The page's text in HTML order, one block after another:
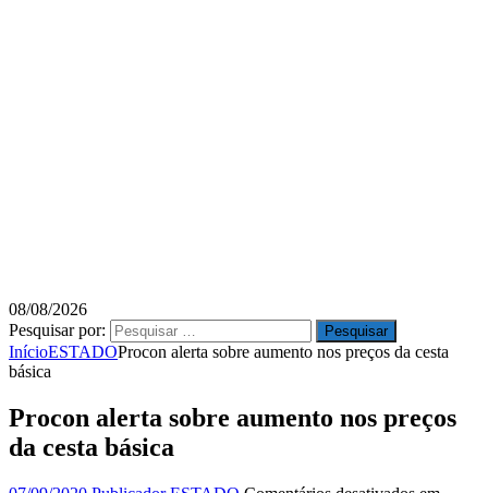
08/08/2026
Pesquisar por:
InícioESTADOProcon alerta sobre aumento nos preços da cesta
básica
Procon alerta sobre aumento nos preços
da cesta básica